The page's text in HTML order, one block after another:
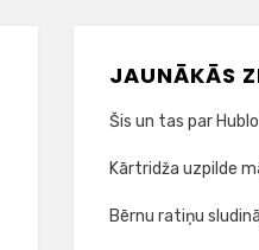
JAUNĀKĀS
Šis un tas par
Kārtridža uzpilde
Bērnu ratiņu